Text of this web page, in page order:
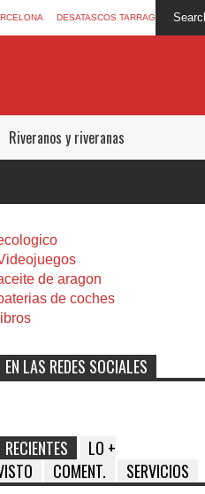
DESATASCOS TARRAGONA
Riveranos y riveranas
de aragon
de coches
libros
EN LAS REDES SOCIALES
RECIENTES
LO +
COMENT. SERVICIOS